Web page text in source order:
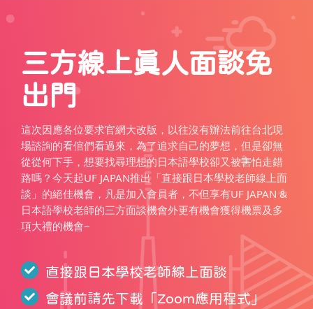
三方線上真人面談免
出門
這次因應各位要求官網大改版，以往沒有辦法前往台北現
場諮詢的看倌們看過來，為了追求自己的夢想，但是卻無
從從何下手，想要找尋理想的日本語學校卻又被害怕走錯
路嗎？今天起UF JAPAN推出「直接跟日本學校老師線上面
談」的絕佳機會，凡是加入會員者，不但享有UF JAPAN &
日本語學校老師的三方面談機會外更有機會獲得機票及多
項大禮的機會~
直接跟日本學校老師線上面談
會議前請先下載「Zoom應用程式」